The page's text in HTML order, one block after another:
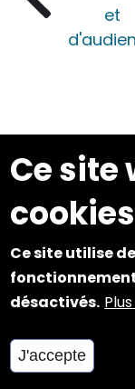
Ce site
Ce site utilise
désactivés.
J'accepte
et
Institut
et de